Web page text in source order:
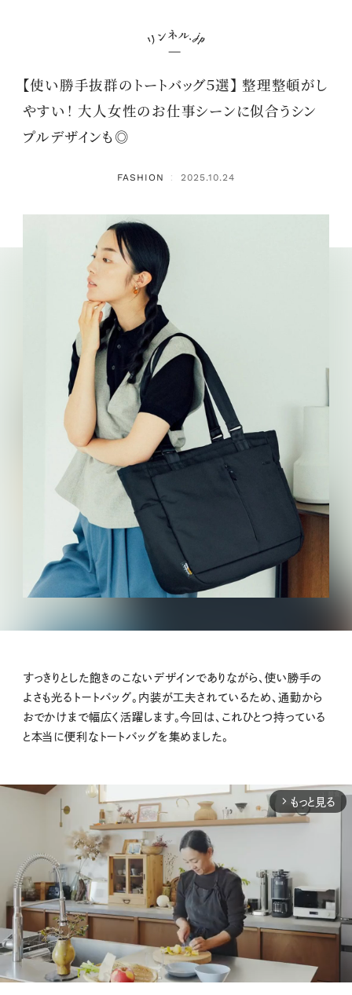
【使い勝手抜群のトートバッグ５選】 整理整頓がし
やすい！ 大人女性のお仕事シーンに似合うシン
プルデザインも◎
FASHION ： 2025.10.24
すっきりとした飽きのこないデザインでありながら、使い勝手の
よさも光るトートバッグ。内装が工夫されているため、通勤から
おでかけまで幅広く活躍します。今回は、これひとつ持っている
と本当に便利なトートバッグを集めました。
arrow_forward_ios もっと見る